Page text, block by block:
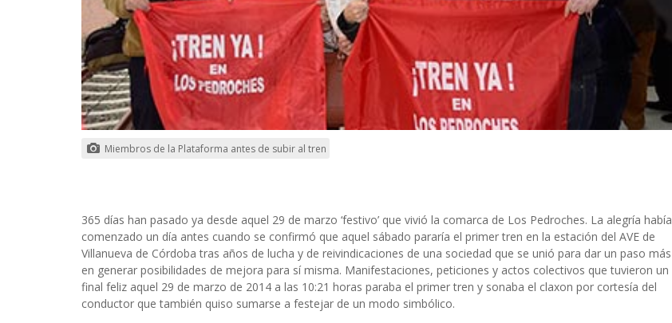
Miembros de la Plataforma antes de subir al tren
365 días han pasado ya desde aquel 29 de marzo ‘festivo’ que vivió la comarca de Los Pedroches. La alegría había
comenzado un día antes cuando se confirmó que aquel sábado pararía el primer tren en la estación del AVE de
Villanueva de Córdoba tras años de lucha y de reivindicaciones de una sociedad que se unió para dar un paso más
en generar posibilidades de mejora para sí misma. Manifestaciones, peticiones y actos colectivos que tuvieron un
final feliz aquel 29 de marzo de 2014 a las 10:21 horas paraba el primer tren y sonaba el claxon por cortesía del
conductor que también quiso sumarse a festejar de un modo simbólico.